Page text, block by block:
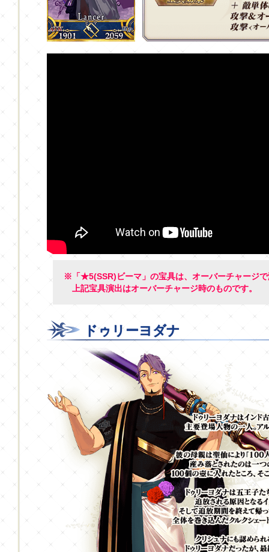
※「★5(SSR)ビーマ」の宝具は、オーバーチャージ
上記宝具演出はオーバーチャージ時のものです。
ドゥリーヨダナ